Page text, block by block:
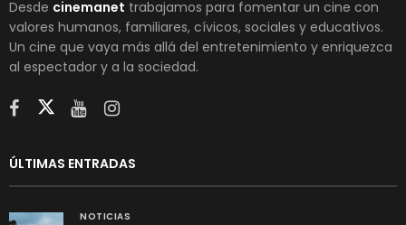
Desde cinemanet trabajamos para fomentar un cine con
valores humanos, familiares, cívicos, sociales y educativos.
Un cine que vaya más allá del entretenimiento y enriquezca
al espectador y a la sociedad.
ÚLTIMAS ENTRADAS
NOTICIAS